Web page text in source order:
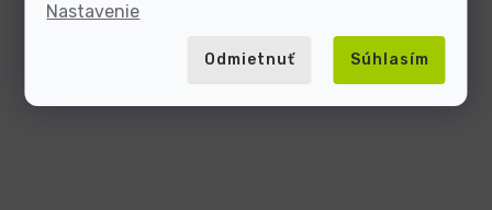
Nastavenie
Odmietnuť Súhlasím